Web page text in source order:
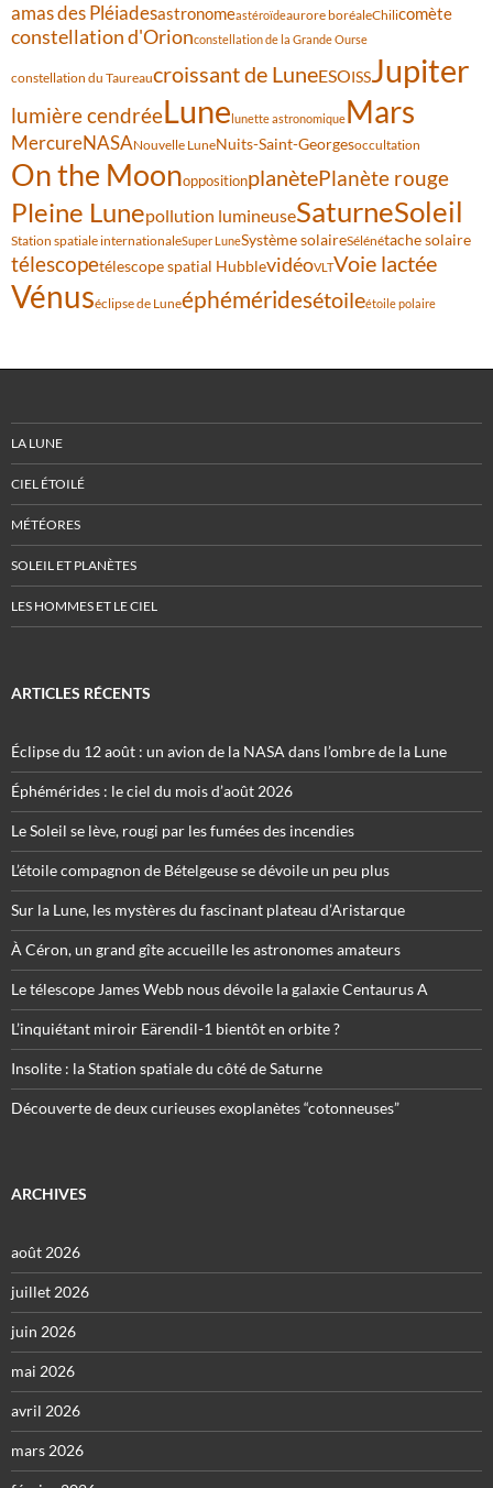
amas des Pléiadesastronomeastéroïdeaurore boréaleChilicomète
constellation d'Orionconstellation de la Grande Ourse
constellation du Taureaucroissant de LuneESOISSJupiter
lumière cendréeLunelunette astronomiqueMars
MercureNASANouvelle LuneNuits-Saint-Georgesoccultation
On the MoonoppositionplanètePlanète rouge
Pleine Lunepollution lumineuseSaturneSoleil
Station spatiale internationaleSuper LuneSystème solaireSélénétache solaire
télescopetélescope spatial HubblevidéoVLTVoie lactée
Vénuséclipse de Luneéphéméridesétoileétoile polaire
LA LUNE
CIEL ÉTOILÉ
MÉTÉORES
SOLEIL ET PLANÈTES
LES HOMMES ET LE CIEL
ARTICLES RÉCENTS
Éclipse du 12 août : un avion de la NASA dans l’ombre de la Lune
Éphémérides : le ciel du mois d’août 2026
Le Soleil se lève, rougi par les fumées des incendies
L’étoile compagnon de Bételgeuse se dévoile un peu plus
Sur la Lune, les mystères du fascinant plateau d’Aristarque
À Céron, un grand gîte accueille les astronomes amateurs
Le télescope James Webb nous dévoile la galaxie Centaurus A
L’inquiétant miroir Eärendil-1 bientôt en orbite ?
Insolite : la Station spatiale du côté de Saturne
Découverte de deux curieuses exoplanètes “cotonneuses”
ARCHIVES
août 2026
juillet 2026
juin 2026
mai 2026
avril 2026
mars 2026